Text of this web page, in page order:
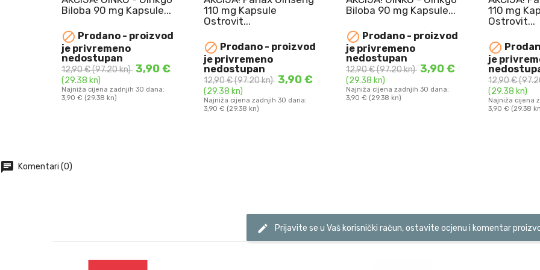
110 mg Kapsule
Prodano - proizvod
je privremeno
nedostupan
12,90 €(97.20 kn)
(29.38 kn)
Najniža cijena zadnjih 30 dana:
NAJBOLJE UPOTRIJEBITI
DO 10.08.2026.
Panax Ginseng 110 mg
Kapsule Ostrovit ...
DODAJ U KOŠARICU
Biloba 90 mg Kapsule...
je privremeno
nedostupan
12,90 €(97.20 kn)
(29.38 kn)
Najniža cijena zadnjih 30 dana:
3,90 € (29.38 kn)
NAJBOLJE UPOTRIJEBITI
GINKO - Ginkgo Biloba 90
mg Kapsule ...
DODAJ U KOŠARICU
110 mg Kapsule
Prodano - proizvod
je privremeno
nedostupan
12,90 €(97.20 kn)
(29.38 kn)
Najniža cijena zadnjih 30 dana:
NAJBOLJE UPOTRIJEBITI
DO 10.08.2026.
Panax Ginseng 110 mg
Kapsule Ostrovit ...
DODAJ U KOŠARICU
Biloba 90
je
12,90 €
(29.38 kn)
Najniža cijena
3,90 € (29.38
GINKO -
mg Kapsule
chat Komentari (0)
edit Prijavite se u Vaš korisnički račun, ostavite ocjenu i komentar